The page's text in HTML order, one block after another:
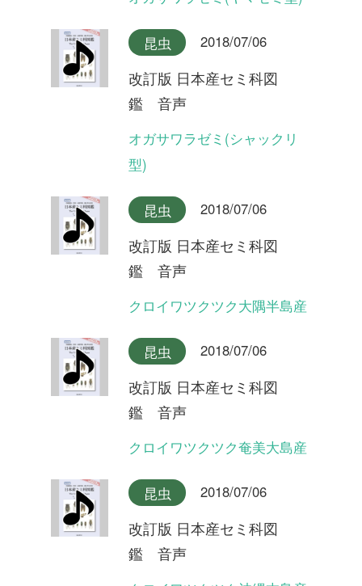
昆虫 2018/07/06
改訂版 日本産セミ科図
鑑 音声
イワサキゼミ(合唱)
昆虫
改訂版 日本産セミ科図
鑑 音声
イワサキゼミ(短い序奏タイ
昆虫 2018/07/06
改訂版 日本産セミ科図
鑑 音声
イワサキゼミ(長い序奏タイ
昆虫 2018/07/06
改訂版 日本産セミ科図
鑑 音声
オオシマゼミ沖縄本島産(合